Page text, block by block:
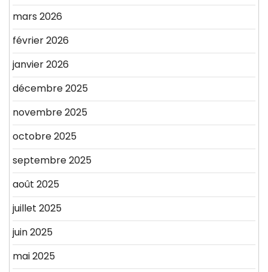
mars 2026
février 2026
janvier 2026
décembre 2025
novembre 2025
octobre 2025
septembre 2025
août 2025
juillet 2025
juin 2025
mai 2025